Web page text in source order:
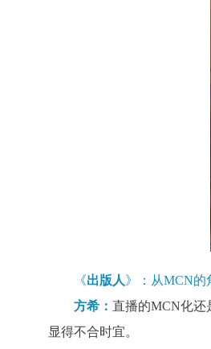
《出版人》：从MCN的
方希： 直播的MCN化
显得不合时宜。